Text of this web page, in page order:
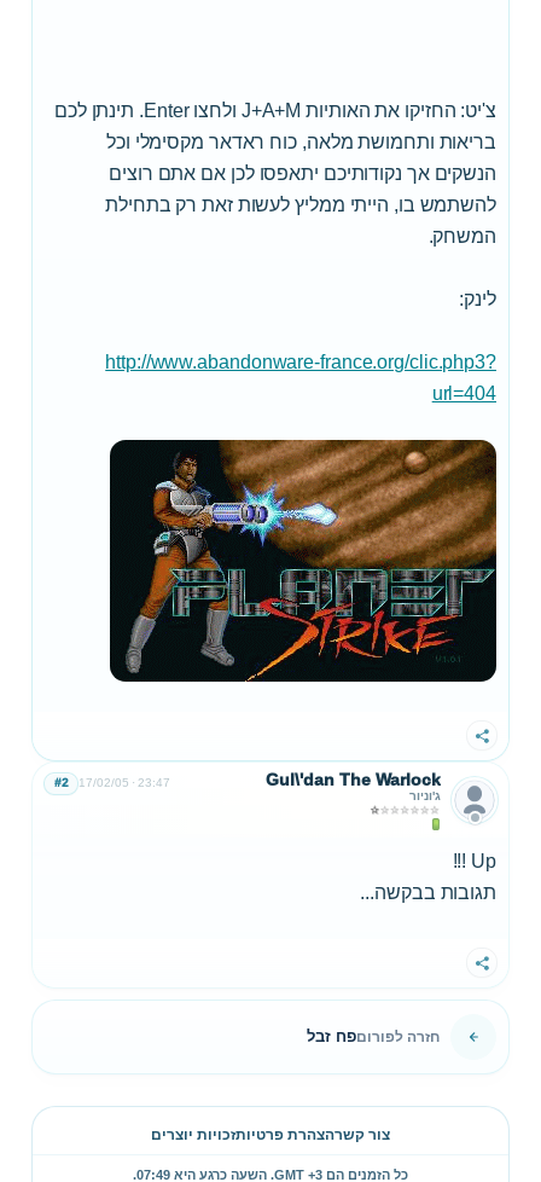
צ'יט: החזיקו את האותיות J+A+M ולחצו Enter. תינתן לכם
בריאות ותחמושת מלאה, כוח ראדאר מקסימלי וכל
הנשקים אך נקודותיכם יתאפסו לכן אם אתם רוצים
להשתמש בו, הייתי ממליץ לעשות זאת רק בתחילת
המשחק.
לינק:
http://www.abandonware-france.org/clic.php3?
url=404
שתף
Gul\'dan The Warlock
ג'וניור
17/02/05 23:47
#2
Up !!!
תגובות בבקשה...
שתף
חזרה לפורוםפח זבל
צור קשרהצהרת פרטיותזכויות יוצרים
כל הזמנים הם GMT +3. השעה כרגע היא 07:49
.